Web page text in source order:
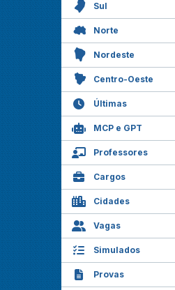
Sul
Norte
Nordeste
Centro-Oeste
Últimas
MCP e GPT
Professores
Cargos
Cidades
Vagas
Simulados
Provas